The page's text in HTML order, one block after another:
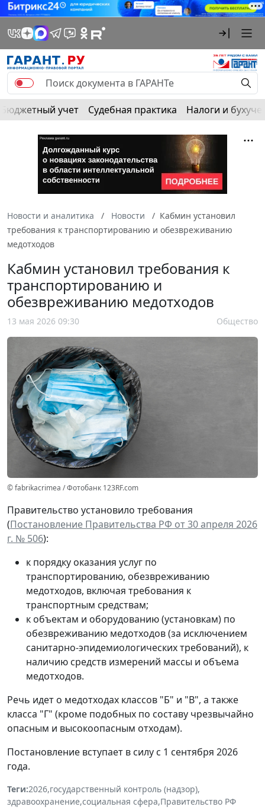
Бюджетный учет Судебная практика Налоги и
Новости и аналитика Новости
Кабмин установил
требования к транспортированию и обезвреживанию
медотходов
Кабмин установил требования к
транспортированию и
обезвреживанию медотходов
13 мая 2026 09:30 Общество
© fabrikacrimea / Фотобанк 123RF.com
Правительство установило требования
(Постановление Правительства РФ от 30 апреля 2026
г. № 506):
к порядку оказания услуг по
транспортированию, обезвреживанию
медотходов, включая требования к
транспортным средствам;
к объектам и оборудованию (установкам) по
обезвреживанию медотходов (за исключением
санитарно-эпидемиологических требований), к
наличию средств измерений массы и объема
медотходов.
Речь идет о медотходах классов "Б" и "В", а также
класса "Г" (кроме подобных по составу чрезвычайно
опасным и высокоопасным отходам).
Постановление вступает в силу с 1 сентября 2026
года.
Теги:2026,государственный контроль (надзор),
здравоохранение,социальная сфера,Правительство РФ